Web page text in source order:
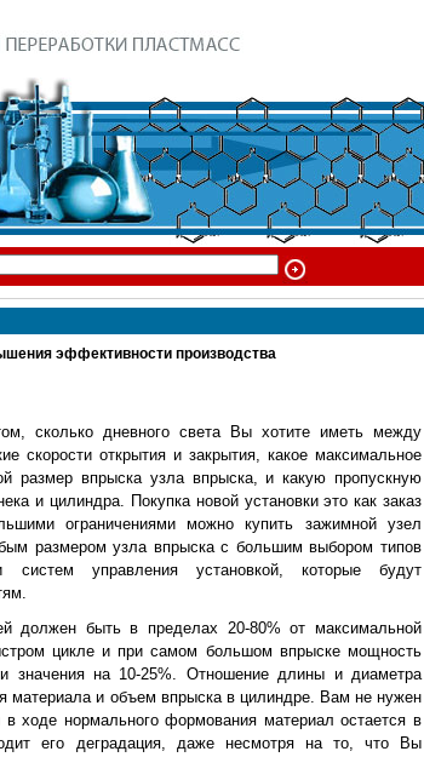
эффективности производства
сколько дневного света Вы хотите иметь между
скорости открытия и закрытия, какое максимальное
размер впрыска узла впрыска, и какую пропускную
и цилиндра. Покупка новой установки это как заказ
ограничениями можно купить зажимной узел
размером узла впрыска с большим выбором типов
систем управления установкой, которые будут
должен быть в пределах 20-80% от максимальной
цикле и при самом большом впрыске мощность
значения на 10-25%. Отношение длины и диаметра
материала и объем впрыска в цилиндре. Вам не нужен
ходе нормального формования материал остается в
его деградация, даже несмотря на то, что Вы